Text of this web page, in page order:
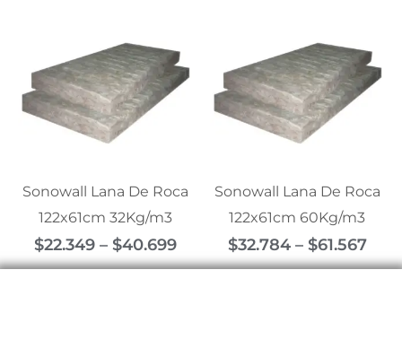
Sonowall Lana De Roca
122x61cm 32Kg/m3
$22.349 – $40.699
range:
$22.349
through
Sonowall Lana De Roca
122x61cm 60Kg/m3
$32.784 – $61.567